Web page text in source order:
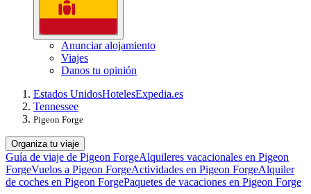
Anunciar alojamiento
Viajes
Danos tu opinión
Estados UnidosHotelesExpedia.es
Tennessee
Pigeon Forge
Organiza tu viaje
Guía de viaje de Pigeon ForgeAlquileres vacacionales en Pigeon
ForgeVuelos a Pigeon ForgeActividades en Pigeon ForgeAlquiler
de coches en Pigeon ForgePaquetes de vacaciones en Pigeon Forge